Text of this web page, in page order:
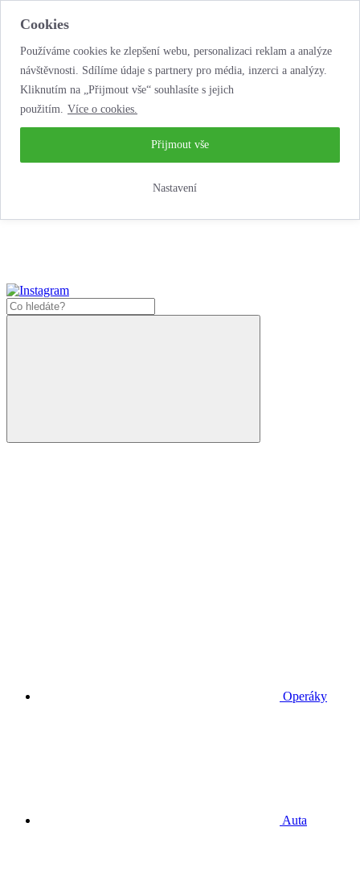
Cookies
Používáme cookies ke zlepšení webu, personalizaci reklam a analýze
návštěvnosti. Sdílíme údaje s partnery pro média, inzerci a analýzy.
Kliknutím na „Přijmout vše“ souhlasíte s jejich
použitím. Více o cookies.
Nastavení
Přijmout vše
...neobyčejná autopůjčovna!
Operáky
Auta